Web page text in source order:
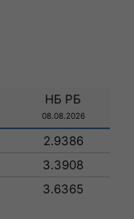
НБ РБ
08.08.2026
2.9386
3.3908
3.6365